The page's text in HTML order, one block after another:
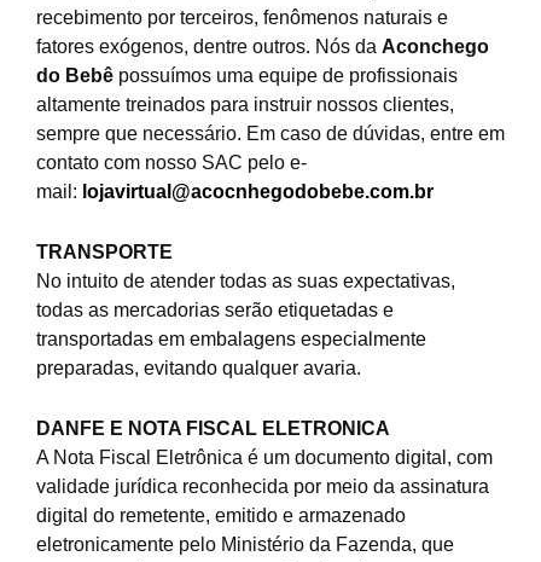
recebimento por terceiros, fenômenos naturais e
fatores exógenos, dentre outros. Nós da Aconchego
do Bebê possuímos uma equipe de profissionais
altamente treinados para instruir nossos clientes,
sempre que necessário. Em caso de dúvidas, entre em
contato com nosso SAC pelo e-
mail: lojavirtual@acocnhegodobebe.com.br
TRANSPORTE
No intuito de atender todas as suas expectativas,
todas as mercadorias serão etiquetadas e
transportadas em embalagens especialmente
preparadas, evitando qualquer avaria.
DANFE E NOTA FISCAL ELETRONICA
A Nota Fiscal Eletrônica é um documento digital, com
validade jurídica reconhecida por meio da assinatura
digital do remetente, emitido e armazenado
eletronicamente pelo Ministério da Fazenda, que